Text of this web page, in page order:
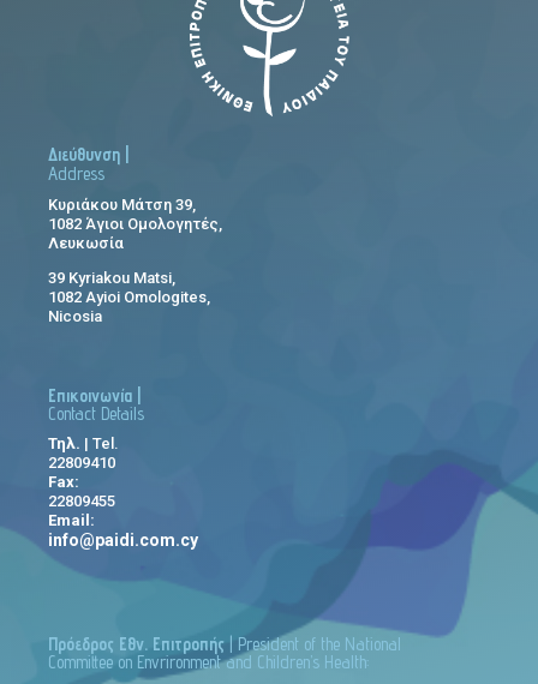
Διεύθυνση |
Address
Κυριάκου Μάτση 39,
1082 Άγιοι Ομολογητές,
Λευκωσία
39 Kyriakou Matsi,
1082 Ayioi Omologites,
Nicosia
Επικοινωνία |
Contact Details
Τηλ. | Tel.
22809410
Fax:
22809455
Email:
info@paidi.com.cy
Πρόεδρος Εθν. Επιτροπής | President of the National
Committee on Envrironment and Children’s Health: